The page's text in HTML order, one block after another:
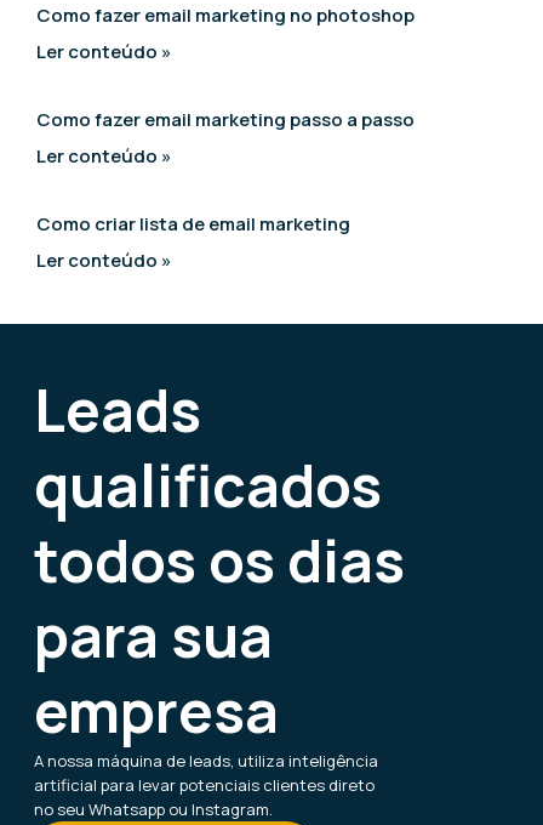
Como fazer email marketing no photoshop
Ler conteúdo »
Como fazer email marketing passo a passo
Ler conteúdo »
Como criar lista de email marketing
Ler conteúdo »
Leads
qualificados
todos os dias
para sua
empresa
A nossa máquina de leads, utiliza inteligência
artificial para levar potenciais clientes direto
no seu Whatsapp ou Instagram.